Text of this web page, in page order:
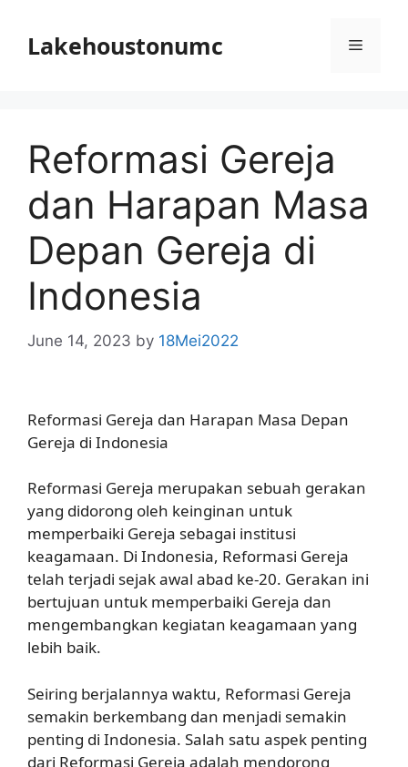
contentLakehoustonumc Menu
Reformasi Gereja
dan Harapan Masa
Depan Gereja di
Indonesia
June 14, 2023 by 18Mei2022
Reformasi Gereja dan Harapan Masa Depan
Gereja di Indonesia
Reformasi Gereja merupakan sebuah gerakan
yang didorong oleh keinginan untuk
memperbaiki Gereja sebagai institusi
keagamaan. Di Indonesia, Reformasi Gereja
telah terjadi sejak awal abad ke-20. Gerakan ini
bertujuan untuk memperbaiki Gereja dan
mengembangkan kegiatan keagamaan yang
lebih baik.
Seiring berjalannya waktu, Reformasi Gereja
semakin berkembang dan menjadi semakin
penting di Indonesia. Salah satu aspek penting
dari Reformasi Gereja adalah mendorong